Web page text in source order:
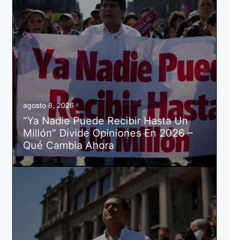
agosto 8, 2026
“Ya Nadie Puede Recibir Hasta Un
Millón” Divide Opiniones En 2026 –
Qué Cambia Ahora